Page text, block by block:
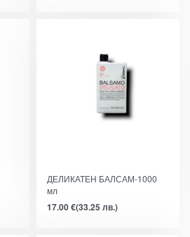
ДЕЛИКАТЕН БАЛСАМ-1000
мл
17.00€(33.25 лв.)